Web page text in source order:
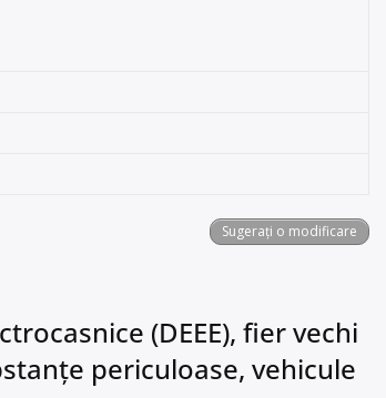
Sugerați o modificare
(DEEE), fier vechi
periculoase, vehicule